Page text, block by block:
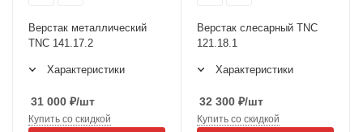
Верстак металлический
TNC 141.17.2
Характеристики
31 000 ₽/шт
Купить со скидкой
Верстак слесарный TNC
121.18.1
Характеристики
32 300 ₽/шт
Купить со скидкой